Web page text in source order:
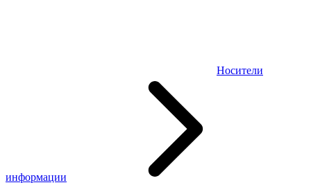
Носители
информации